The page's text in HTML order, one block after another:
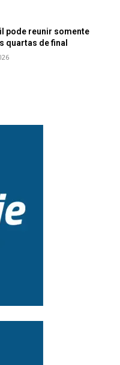
pode reunir somente
quartas de final